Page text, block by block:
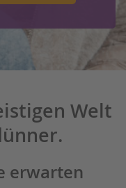
Welt
erwarten